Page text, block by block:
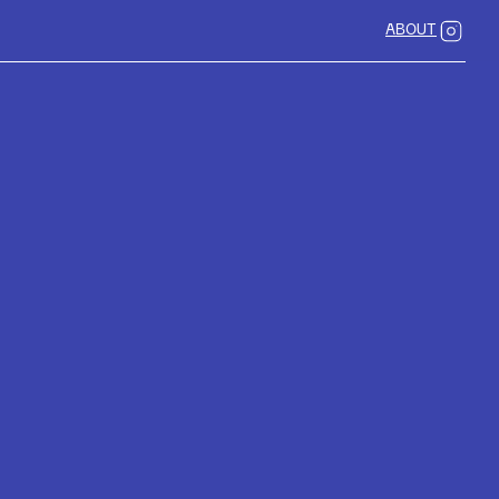
ABOUT